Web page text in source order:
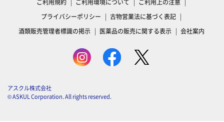
ご利用規約 ご利用環境について
ご利用上の注意
プライバシーポリシー
古物営業法に基づく表記
酒類販売管理者標識の掲示
医薬品の販売に関する表示 会社案内
アスクル株式会社
© ASKUL Corporation. All rights reserved.